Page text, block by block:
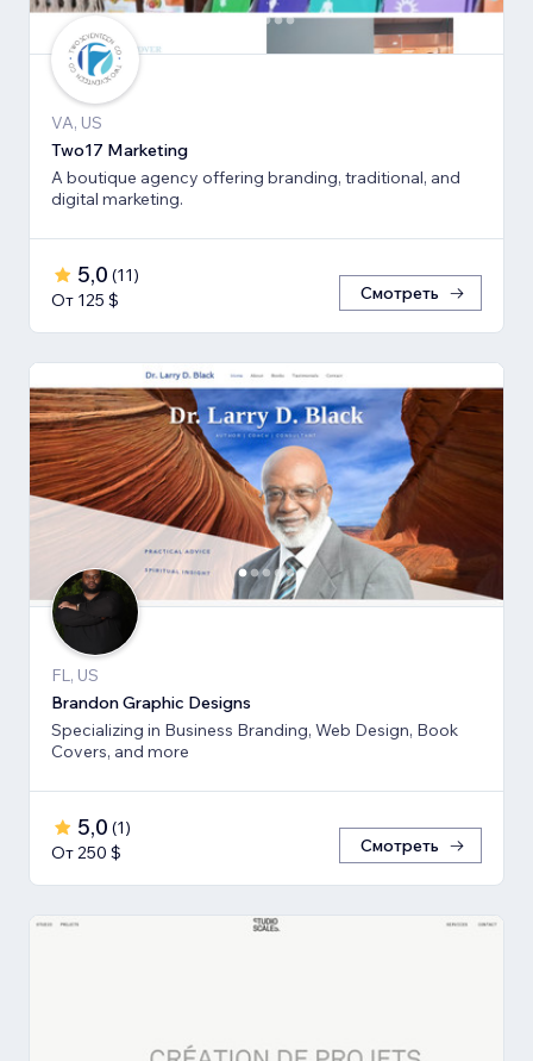
VA, US
Two17 Marketing
A boutique agency offering branding, traditional, and
digital marketing.
5,0 (11)
От 125 $
Смотреть
FL, US
Brandon Graphic Designs
Specializing in Business Branding, Web Design, Book
Covers, and more
5,0 (1)
От 250 $
Смотреть